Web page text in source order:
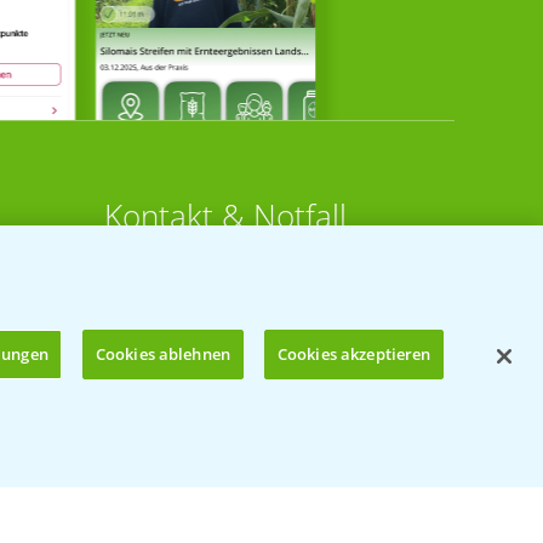
Kontakt & Notfall
KONTAKT
T.+49 (0)214/30-20220
Cookies ablehnen Cookies akzeptieren